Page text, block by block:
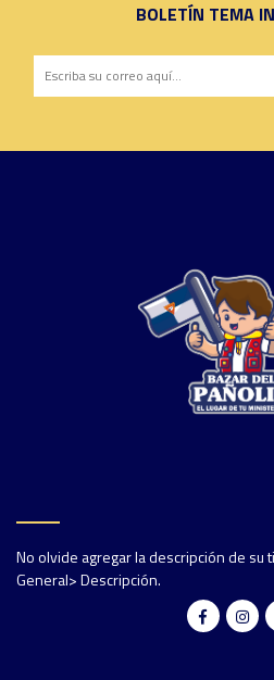
BOLETÍN TEMA
No olvide agregar la descripción de su
General> Descripción.